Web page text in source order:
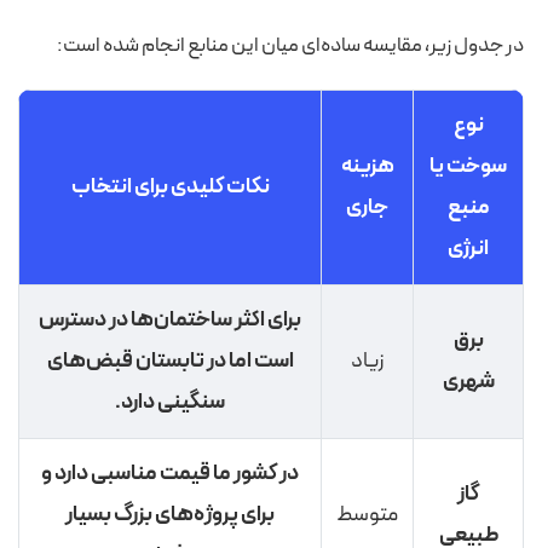
در جدول زیر، مقایسه ساده‌ای میان این منابع انجام شده است:
نوع
سوخت یا
منبع
انرژی
هزینه
جاری
نکات کلیدی برای انتخاب
برق
شهری
زیاد
برای اکثر ساختمان‌ها در دسترس
است اما در تابستان قبض‌های
سنگینی دارد.
گاز
طبیعی
متوسط
در کشور ما قیمت مناسبی دارد و
برای پروژه‌های بزرگ بسیار